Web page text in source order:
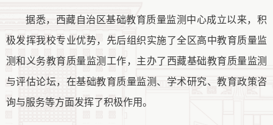
据悉，西藏自治区基础教育质量监测中心成立以来，积
极发挥我校专业优势，先后组织实施了全区高中教育质量监
测和义务教育质量监测工作，主办了西藏基础教育质量监测
与评估论坛，在基础教育质量监测、学术研究、教育政策咨
询与服务等方面发挥了积极作用。